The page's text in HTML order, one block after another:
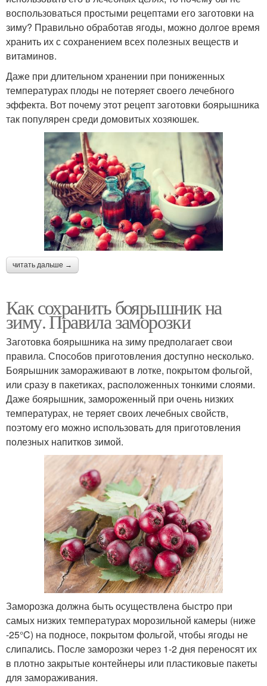
воспользоваться простыми рецептами его заготовки на
зиму? Правильно обработав ягоды, можно долгое время
хранить их с сохранением всех полезных веществ и
витаминов.
Даже при длительном хранении при пониженных
температурах плоды не потеряет своего лечебного
эффекта. Вот почему этот рецепт заготовки боярышника
так популярен среди домовитых хозяюшек.
читать дальше →
Как сохранить боярышник на
зиму. Правила заморозки
Заготовка боярышника на зиму предполагает свои
правила. Способов приготовления доступно несколько.
Боярышник замораживают в лотке, покрытом фольгой,
или сразу в пакетиках, расположенных тонкими слоями.
Даже боярышник, замороженный при очень низких
температурах, не теряет своих лечебных свойств,
поэтому его можно использовать для приготовления
полезных напитков зимой.
Заморозка должна быть осуществлена быстро при
самых низких температурах морозильной камеры (ниже
-25°C) на подносе, покрытом фольгой, чтобы ягоды не
слипались. После заморозки через 1-2 дня переносят их
в плотно закрытые контейнеры или пластиковые пакеты
для замораживания.